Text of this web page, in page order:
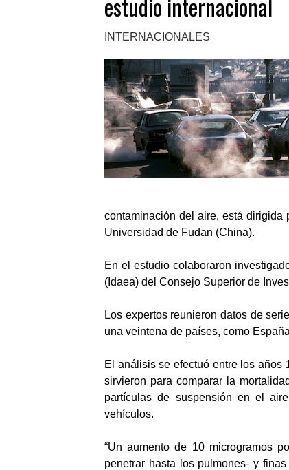
estudio internacional
INTERNACIONALES
contaminación del aire, está
Universidad de Fudan (China).
En el estudio colaboraron
(Idaea) del Consejo Superior de
Los expertos reunieron datos de
una veintena de países, como
El análisis se efectuó entre los años
sirvieron para comparar la
partículas de suspensión en el
vehículos.
“Un aumento de 10 microgramos
penetrar hasta los pulmones- y